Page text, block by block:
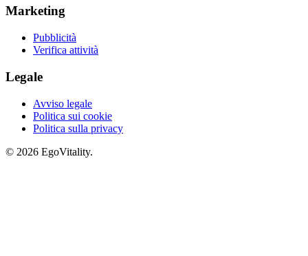
Marketing
Pubblicità
Verifica attività
Legale
Avviso legale
Politica sui cookie
Politica sulla privacy
© 2026 EgoVitality.